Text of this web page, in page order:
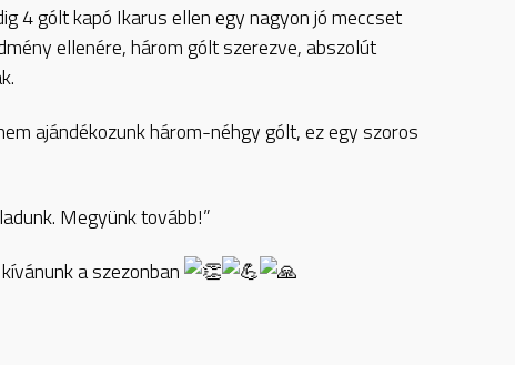
4 gólt kapó Ikarus ellen egy nagyon jó meccset
ellenére, három gólt szerezve, abszolút
ajándékozunk három-néhgy gólt, ez egy szoros
Megyünk tovább!”
a szezonban